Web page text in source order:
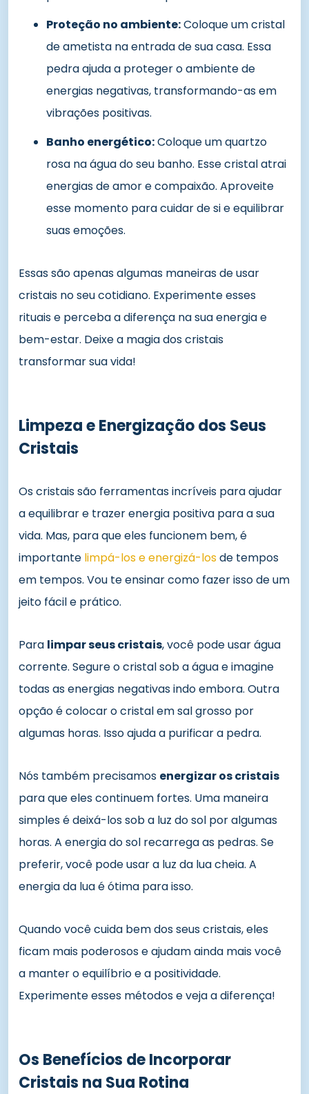
Proteção no ambiente:Coloque um cristal
de ametista na entrada de sua casa. Essa
pedra ajuda a proteger o ambiente de
energias negativas, transformando-as em
vibrações positivas.
Banho energético:Coloque um quartzo
rosa na água do seu banho. Esse cristal atrai
energias de amor e compaixão. Aproveite
esse momento para cuidar de si e equilibrar
suas emoções.
Essas são apenas algumas maneiras de usar
cristais no seu cotidiano. Experimente esses
rituais e perceba a diferença na sua energia e
bem-estar. Deixe a magia dos cristais
transformar sua vida!
Limpeza e Energização dos Seus
Cristais
Os cristais são ferramentas incríveis para ajudar
a equilibrar e trazer energia positiva para a sua
vida. Mas, para que eles funcionem bem, é
importante limpá-los e energizá-losde tempos
em tempos. Vou te ensinar como fazer isso de um
jeito fácil e prático.
Para limpar seus cristais, você pode usar água
corrente. Segure o cristal sob a água e imagine
todas as energias negativas indo embora. Outra
opção é colocar o cristal em sal grosso por
algumas horas. Isso ajuda a purificar a pedra.
Nós também precisamos energizar os cristais
para que eles continuem fortes. Uma maneira
simples é deixá-los sob a luz do sol por algumas
horas. A energia do sol recarrega as pedras. Se
preferir, você pode usar a luz da lua cheia. A
energia da lua é ótima para isso.
Quando você cuida bem dos seus cristais, eles
ficam mais poderosos e ajudam ainda mais você
a manter o equilíbrio e a positividade.
Experimente esses métodos e veja a diferença!
Os Benefícios de Incorporar
Cristais na Sua Rotina